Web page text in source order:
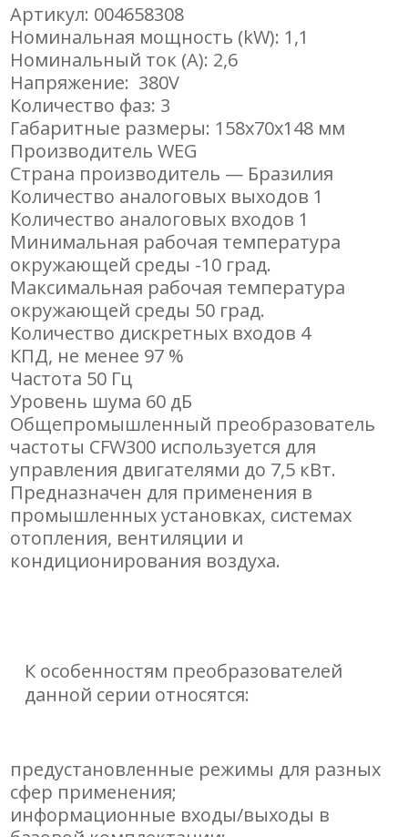
Артикул: 004658308
Номинальная мощность (kW): 1,1
Номинальный ток (A): 2,6
Напряжение: 380V
Количество фаз: 3
Габаритные размеры: 158х70х148 мм
Производитель WEG
Страна производитель — Бразилия
Количество аналоговых выходов 1
Количество аналоговых входов 1
Минимальная рабочая температура
окружающей среды -10 град.
Максимальная рабочая температура
окружающей среды 50 град.
Количество дискретных входов 4
КПД, не менее 97 %
Частота 50 Гц
Уровень шума 60 дБ
Общепромышленный преобразователь
частоты CFW300 используется для
управления двигателями до 7,5 кВт.
Предназначен для применения в
промышленных установках, системах
отопления, вентиляции и
кондиционирования воздуха.
К особенностям преобразователей
данной серии относятся:
предустановленные режимы для разных
сфер применения;
информационные входы/выходы в